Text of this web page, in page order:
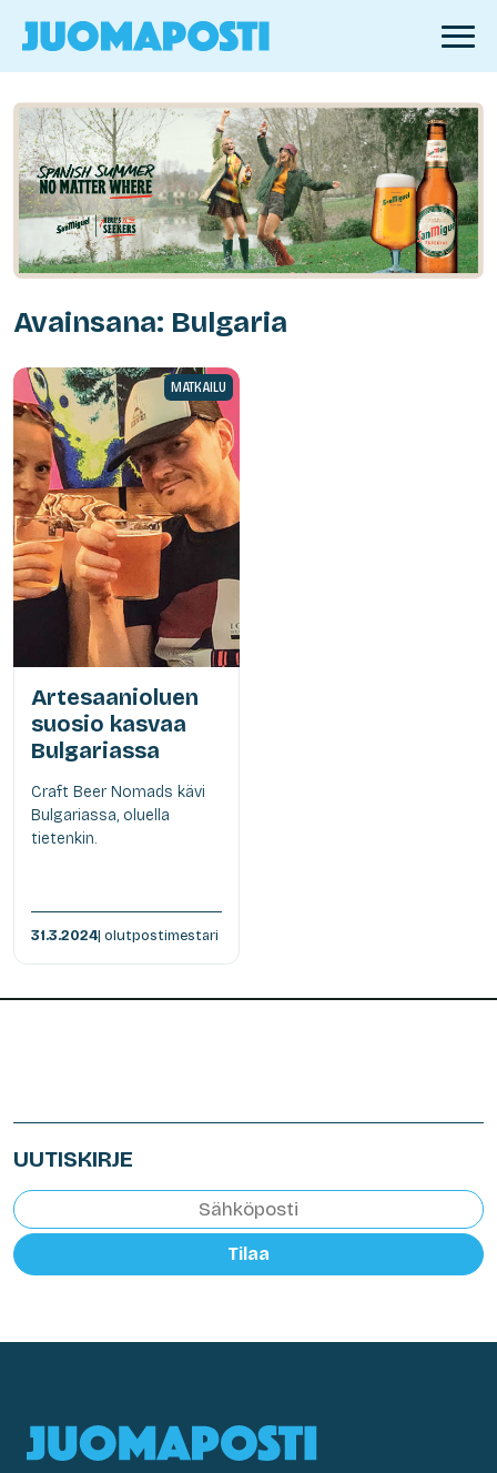
Avainsana: Bulgaria
MATKAILU
Artesaanioluen
suosio kasvaa
Bulgariassa
Craft Beer Nomads kävi
Bulgariassa, oluella
tietenkin.
31.3.2024| olutpostimestari
UUTISKIRJE
Tilaa